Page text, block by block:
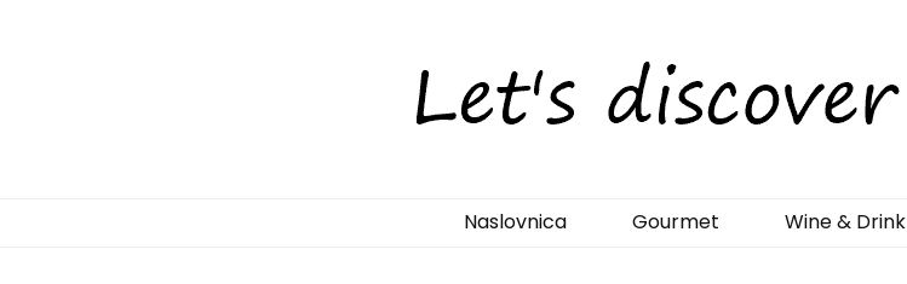
LetsDiscoverCroatia
Naslovnica Gourmet Wine & Drink